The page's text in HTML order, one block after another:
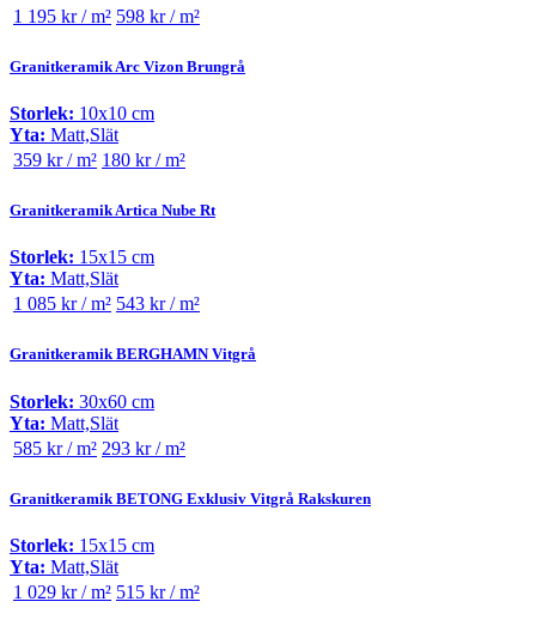
1 195 kr / m² 598 kr / m²
Granitkeramik Arc Vizon Brungrå
Storlek: 10x10 cm
Yta: Matt,Slät
359 kr / m² 180 kr / m²
Granitkeramik Artica Nube Rt
Storlek: 15x15 cm
Yta: Matt,Slät
1 085 kr / m² 543 kr / m²
Granitkeramik BERGHAMN Vitgrå
Storlek: 30x60 cm
Yta: Matt,Slät
585 kr / m² 293 kr / m²
Granitkeramik BETONG Exklusiv Vitgrå Rakskuren
Storlek: 15x15 cm
Yta: Matt,Slät
1 029 kr / m² 515 kr / m²